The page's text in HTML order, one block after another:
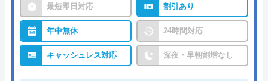
最短即日対応 割引あり
年中無休 24時間対応
キャッシュレス対応 深夜・早朝割増なし